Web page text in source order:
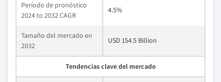
Período de pronóstico
2024 to 2032 CAGR
4.5%
Tamaño del mercado en
2032
USD 154.5 Billion
Tendencias clave del mercado